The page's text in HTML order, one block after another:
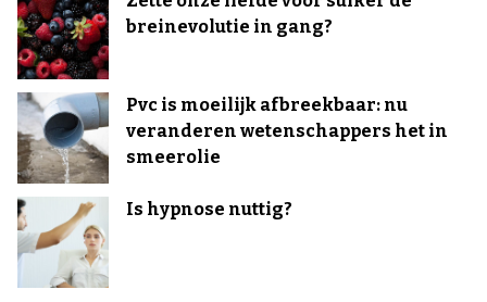
breinevolutie in gang?
Pvc is moeilijk afbreekbaar: nu
veranderen wetenschappers het in
smeerolie
Is hypnose nuttig?